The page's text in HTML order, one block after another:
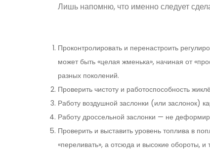
Лишь напомню, что именно следует
Проконтролировать и перенастроить
может быть «целая жменька», начиная от
разных поколений.
Проверить чистоту и работоспособность
Работу воздушной заслонки (или заслонок)
Работу дроссельной заслонки — не
Проверить и выставить уровень топлива в
«переливать», а отсюда и высокие обороты, и